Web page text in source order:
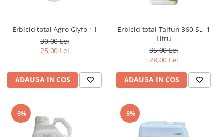
Erbicid total Agro Glyfo 1 l
30,00 Lei
25,00 Lei
ADAUGA IN COS
Erbicid total Taifun 360 SL, 1
Litru
35,00 Lei
28,00 Lei
ADAUGA IN COS
-8% -8%